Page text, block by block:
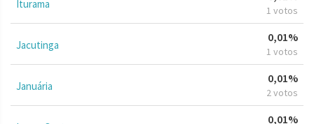
Iturama 1 votos
Jacutinga
0,01%
1 votos
Januária
0,01%
2 votos
0,01%